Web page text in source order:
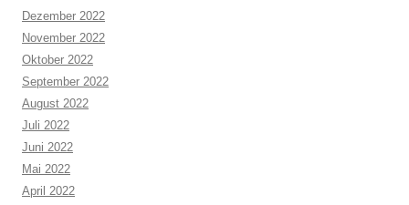
Dezember 2022
November 2022
Oktober 2022
September 2022
August 2022
Juli 2022
Juni 2022
Mai 2022
April 2022